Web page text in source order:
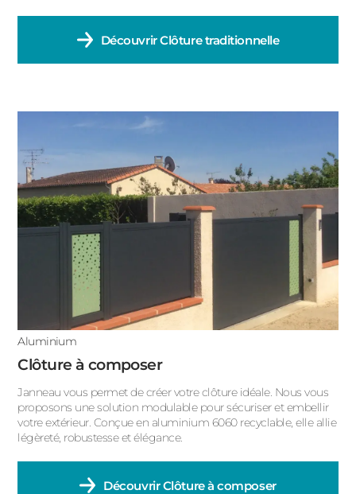
DécouvrirClôture traditionnelle
Aluminium
Clôture à composer
Janneau vous permet de créer votre clôture idéale. Nous vous
proposons une solution modulable pour sécuriser et embellir
votre extérieur. Conçue en aluminium 6060 recyclable, elle allie
légèreté, robustesse et élégance.
DécouvrirClôture à composer